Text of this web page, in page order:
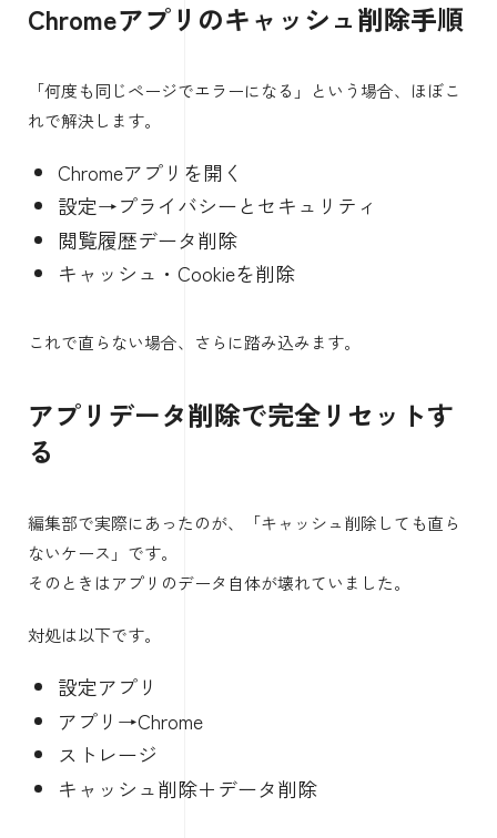
Chromeアプリのキャッシュ削除手順
「何度も同じページでエラーになる」という場合、ほぼこ
れで解決します。
Chromeアプリを開く
設定→プライバシーとセキュリティ
閲覧履歴データ削除
キャッシュ・Cookieを削除
これで直らない場合、さらに踏み込みます。
アプリデータ削除で完全リセットす
る
編集部で実際にあったのが、「キャッシュ削除しても直ら
ないケース」です。
そのときはアプリのデータ自体が壊れていました。
対処は以下です。
設定アプリ
アプリ→Chrome
ストレージ
キャッシュ削除＋データ削除